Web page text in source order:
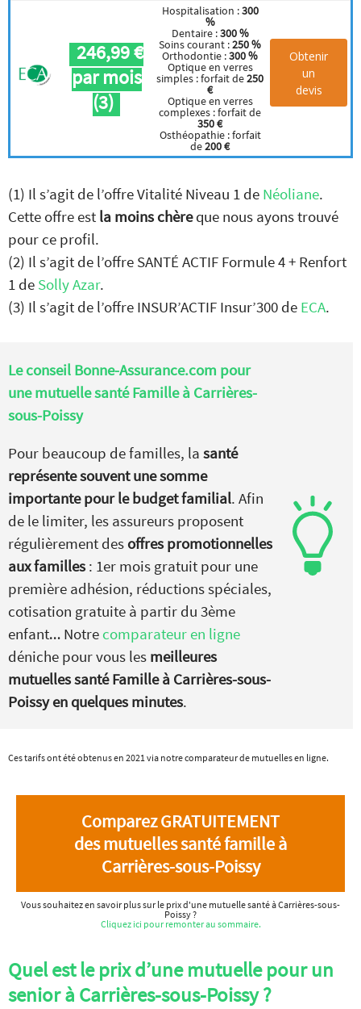
246,99 €
par mois
(3)
Hospitalisation :300
%
Dentaire :300 %
Soins courant :250 %
Orthodontie :300 %
Optique en verres
simples : forfait de250
€
Optique en verres
complexes : forfait de
350 €
Osthéopathie : forfait
de200 €
Obtenir
un
devis
(1) Il s’agit de l’offre Vitalité Niveau 1 de Néoliane.
Cette offre est la moins chèreque nous ayons trouvé
pour ce profil.
(2) Il s’agit de l’offre SANTÉ ACTIF Formule 4 + Renfort
1 de Solly Azar.
(3) Il s’agit de l’offre INSUR’ACTIF Insur’300 de ECA.
Le conseil Bonne-Assurance.com pour
une mutuelle santé Famille à Carrières-
sous-Poissy
Pour beaucoup de familles, la santé
représente souvent une somme
importante pour le budget familial. Afin
de le limiter, les assureurs proposent
régulièrement des offres promotionnelles
aux familles : 1er mois gratuit pour une
première adhésion, réductions spéciales,
cotisation gratuite à partir du 3ème
enfant… Notre comparateur en ligne
déniche pour vous les meilleures
mutuelles santé Famille à Carrières-sous-
Poissy en quelques minutes.
Ces tarifs ont été obtenus en 2021 via notre comparateur de mutuelles en ligne.
Comparez GRATUITEMENT
des mutuelles santé famille à
Carrières-sous-Poissy
Vous souhaitez en savoir plus sur le prix d'une mutuelle santé à Carrières-sous-
Poissy ?
Cliquez ici pour remonter au sommaire.
Quel est le prix d’une mutuelle pour un
senior à Carrières-sous-Poissy ?